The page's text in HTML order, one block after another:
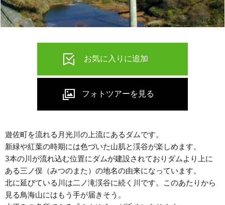
遊佐町を流れる月光川の上流にあるダムです。
新緑や紅葉の時期には色づいた山肌と渓谷が楽しめます。
3本の川が流れ込む位置にダムが建設されておりダムより上に
ある三ノ俣（みつのまた）の地名の由来になっています。
北に延びている川は二ノ滝渓谷に続く川です。このあたりから
見る鳥海山にはもう手が届きそう。